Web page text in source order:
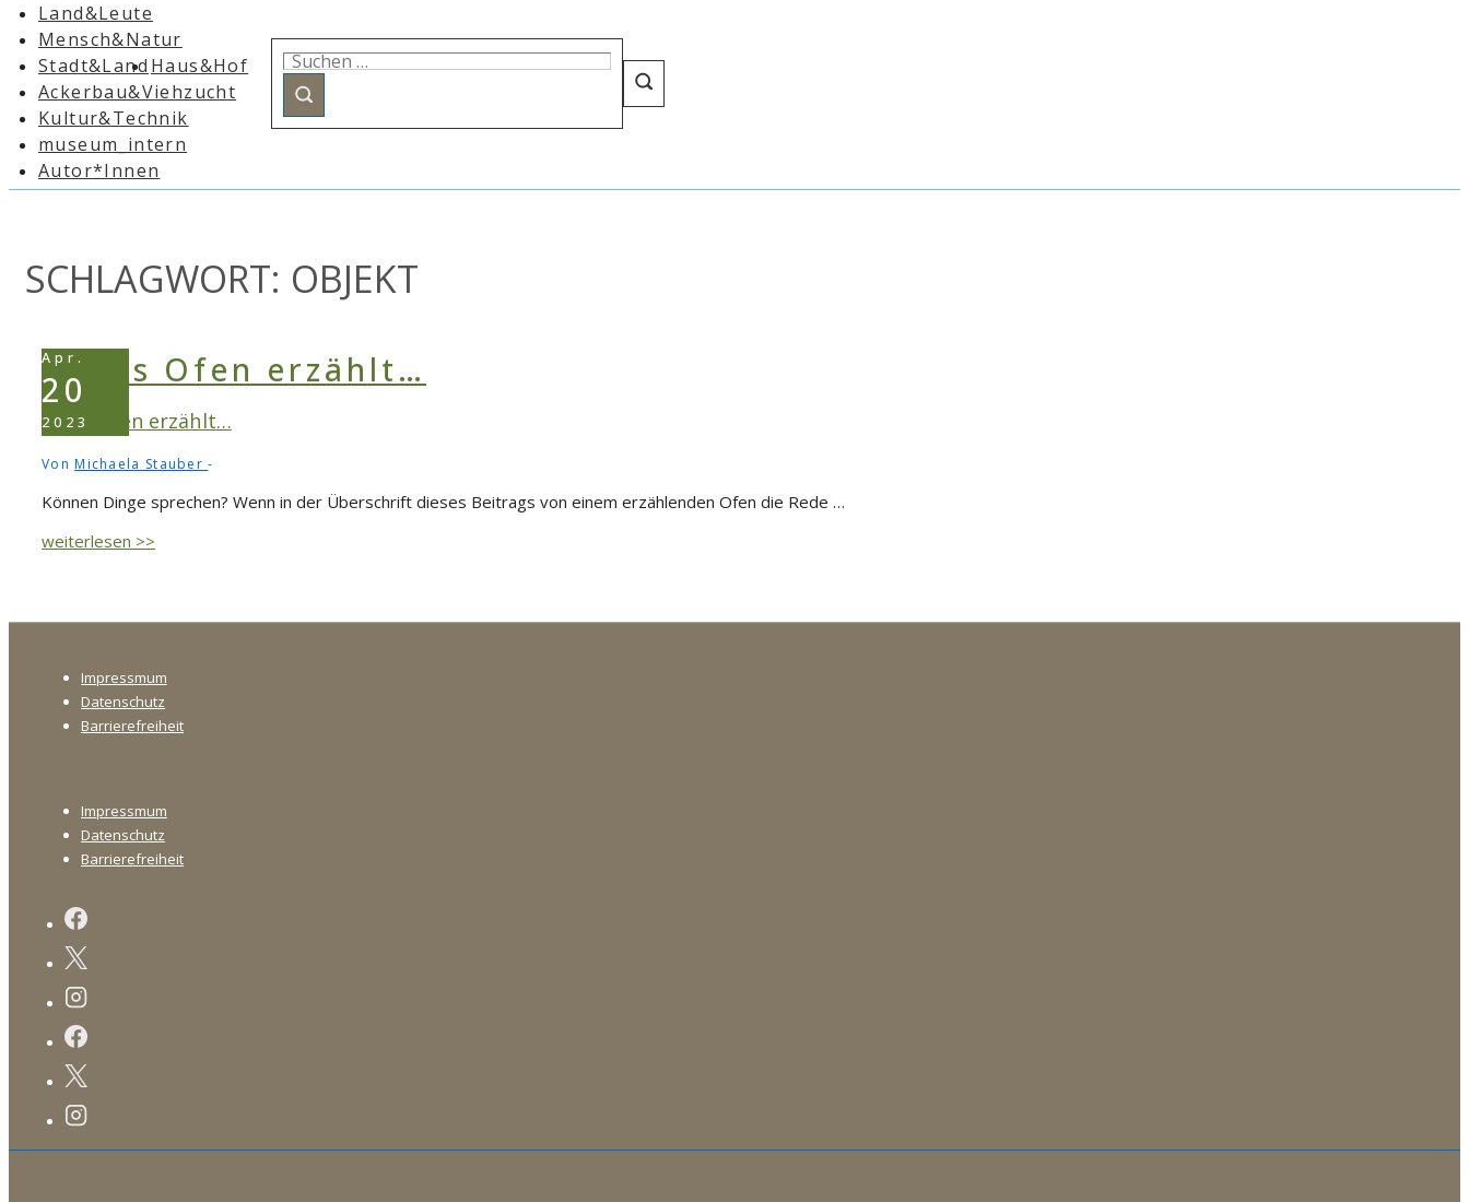
Land&Leute
Mensch&Natur
Stadt&Land Haus&Hof
Ackerbau&Viehzucht
Kultur&Technik
museum_intern
Autor*Innen
Suchen
nach:
SCHLAGWORT: OBJEKT
Apr.
20
2023
Opas Ofen erzählt…
VonMichaela Stauber
Können Dinge sprechen? Wenn in der Überschrift dieses Beitrags von einem erzählenden Ofen die Rede …
Opas
weiterlesen >>
Footer-
Menü
Impressmum
Datenschutz
Barrierefreiheit
Footer-
Menü
Impressmum
Datenschutz
Barrierefreiheit